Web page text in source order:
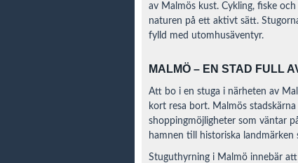
av Malmös kust. Cykling, fiske
naturen på ett aktivt sätt.
fylld med utomhusäventyr.
MALMÖ – EN STAD FULL
Att bo i en stuga i närheten av
kort resa bort. Malmös
shoppingmöjligheter som väntar
hamnen till historiska
Stuguthyrning i Malmö innebär